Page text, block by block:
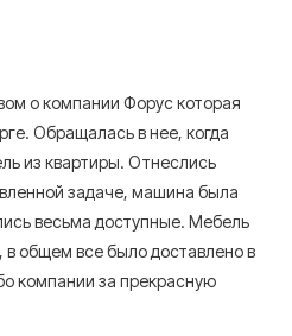
о компании Форус которая
Обращалась в нее, когда
из квартиры. Отнеслись
задаче, машина была
весьма доступные. Мебель
в общем все было доставлено в
компании за прекрасную